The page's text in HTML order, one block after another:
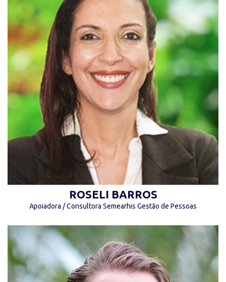
“O inverno nunca falha em se tornar
primavera.” (Daisaku Ikeda)
ROSELI BARROS
Apoiadora / Consultora Semearhis Gestão de Pessoas